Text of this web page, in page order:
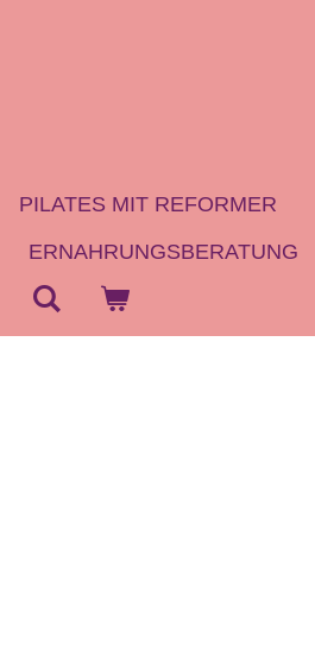
PILATES MIT REFORMER
ERNAHRUNGSBERATUNG